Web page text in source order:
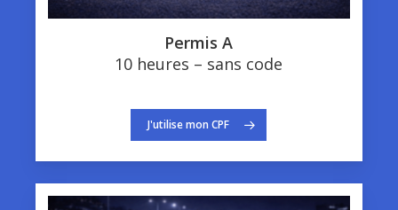
Permis A
10 heures – sans code
J'utilise mon CPF